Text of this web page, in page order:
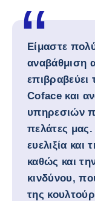
Είμαστε
αναβάθμιση
Coface και
υπηρεσιών
πελάτες μας.
ευελιξία και
καθώς και
κινδύνου,
της